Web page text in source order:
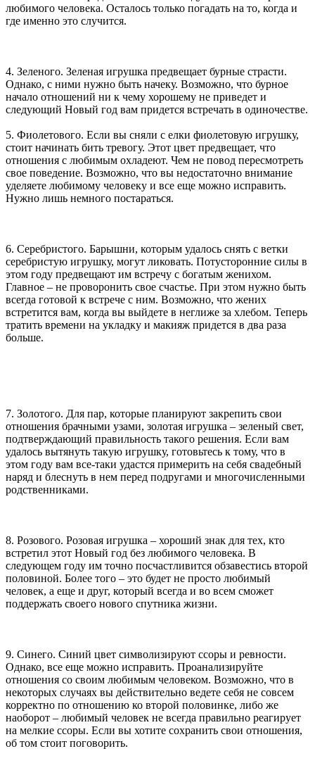
любимого человека. Осталось только погадать на то, когда и
где именно это случится.
4. Зеленого. Зеленая игрушка предвещает бурные страсти.
Однако, с ними нужно быть начеку. Возможно, что бурное
начало отношений ни к чему хорошему не приведет и
следующий Новый год вам придется встречать в одиночестве.
5. Фиолетового. Если вы сняли с елки фиолетовую игрушку,
стоит начинать бить тревогу. Этот цвет предвещает, что
отношения с любимым охладеют. Чем не повод пересмотреть
свое поведение. Возможно, что вы недостаточно внимание
уделяете любимому человеку и все еще можно исправить.
Нужно лишь немного постараться.
6. Серебристого. Барышни, которым удалось снять с ветки
серебристую игрушку, могут ликовать. Потусторонние силы в
этом году предвещают им встречу с богатым женихом.
Главное – не проворонить свое счастье. При этом нужно быть
всегда готовой к встрече с ним. Возможно, что жених
встретится вам, когда вы выйдете в неглиже за хлебом. Теперь
тратить времени на укладку и макияж придется в два раза
больше.
7. Золотого. Для пар, которые планируют закрепить свои
отношения брачными узами, золотая игрушка – зеленый свет,
подтверждающий правильность такого решения. Если вам
удалось вытянуть такую игрушку, готовьтесь к тому, что в
этом году вам все-таки удастся примерить на себя свадебный
наряд и блеснуть в нем перед подругами и многочисленными
родственниками.
8. Розового. Розовая игрушка – хороший знак для тех, кто
встретил этот Новый год без любимого человека. В
следующем году им точно посчастливится обзавестись второй
половиной. Более того – это будет не просто любимый
человек, а еще и друг, который всегда и во всем сможет
поддержать своего нового спутника жизни.
9. Синего. Синий цвет символизируют ссоры и ревности.
Однако, все еще можно исправить. Проанализируйте
отношения со своим любимым человеком. Возможно, что в
некоторых случаях вы действительно ведете себя не совсем
корректно по отношению ко второй половинке, либо же
наоборот – любимый человек не всегда правильно реагирует
на мелкие ссоры. Если вы хотите сохранить свои отношения,
об том стоит поговорить.